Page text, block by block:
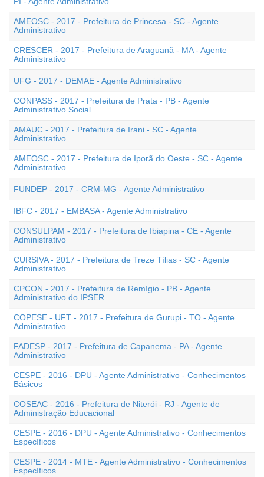
AMEOSC - 2017 - Prefeitura de Princesa - SC - Agente
Administrativo
CRESCER - 2017 - Prefeitura de Araguanã - MA - Agente
Administrativo
UFG - 2017 - DEMAE - Agente Administrativo
CONPASS - 2017 - Prefeitura de Prata - PB - Agente
Administrativo Social
AMAUC - 2017 - Prefeitura de Irani - SC - Agente
Administrativo
AMEOSC - 2017 - Prefeitura de Iporã do Oeste - SC - Agente
Administrativo
FUNDEP - 2017 - CRM-MG - Agente Administrativo
IBFC - 2017 - EMBASA - Agente Administrativo
CONSULPAM - 2017 - Prefeitura de Ibiapina - CE - Agente
Administrativo
CURSIVA - 2017 - Prefeitura de Treze Tílias - SC - Agente
Administrativo
CPCON - 2017 - Prefeitura de Remígio - PB - Agente
Administrativo do IPSER
COPESE - UFT - 2017 - Prefeitura de Gurupi - TO - Agente
Administrativo
FADESP - 2017 - Prefeitura de Capanema - PA - Agente
Administrativo
CESPE - 2016 - DPU - Agente Administrativo - Conhecimentos
Básicos
COSEAC - 2016 - Prefeitura de Niterói - RJ - Agente de
Administração Educacional
CESPE - 2016 - DPU - Agente Administrativo - Conhecimentos
Específicos
CESPE - 2014 - MTE - Agente Administrativo - Conhecimentos
Específicos